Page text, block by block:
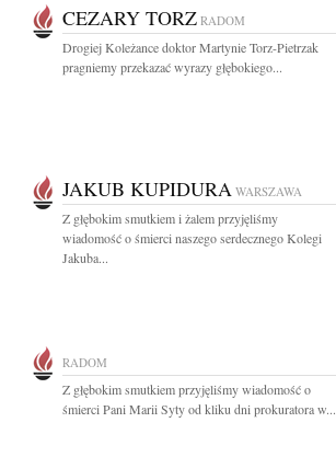
CEZARY TORZ RADOM
Drogiej Koleżance doktor Martynie Torz-Pietrzak
pragniemy przekazać wyrazy głębokiego...
JAKUB KUPIDURA WARSZAWA
Z głębokim smutkiem i żalem przyjęliśmy
wiadomość o śmierci naszego serdecznego Kolegi
Jakuba...
RADOM
Z głębokim smutkiem przyjęliśmy wiadomość o
śmierci Pani Marii Syty od kliku dni prokuratora w...